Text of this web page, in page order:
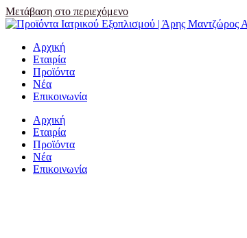
Μετάβαση στο περιεχόμενο
Αρχική
Εταιρία
Προϊόντα
Νέα
Επικοινωνία
Αρχική
Εταιρία
Προϊόντα
Νέα
Επικοινωνία